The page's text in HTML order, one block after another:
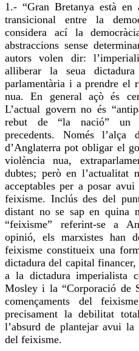
1.- “Gran Bretanya està en
transicional entre la
considera ací la
abstraccions sense
autors volen dir:
alliberar la seua
parlamentària i a prendre el
nua. En general açò és
L’actual governno és
rebut de “la nació” un
precedents. Només l’alça
d’Anglaterra pot obligar el
violèncianua,
dubtes; però en
acceptables per a posar
feixisme. Inclús des del
distant no se sap en quina
“feixisme” referint-se a
opinió, els marxistes han
feixisme constitueix una
dictadura del capital
a la dictadura imperialista
Mosley i la “Corporació de
començaments del
precisament la debilitat
l’absurd de plantejar avui la
del feixisme.